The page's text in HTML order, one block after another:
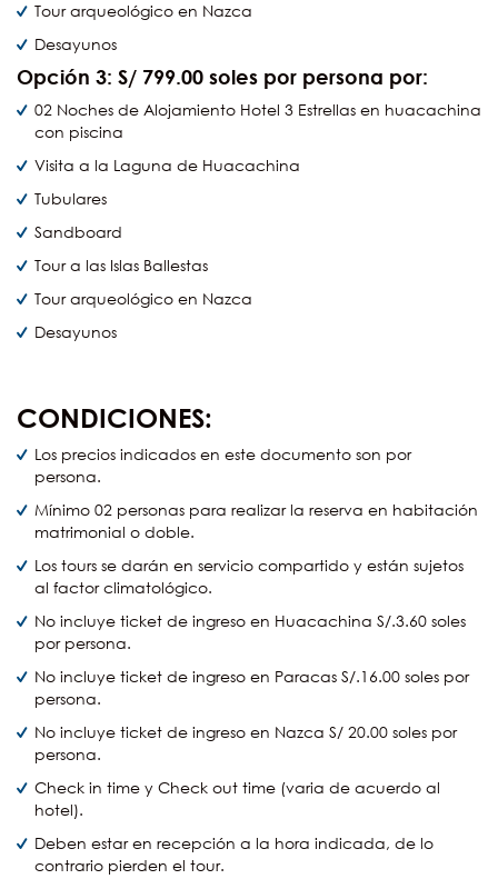
Tour arqueológico en Nazca
Desayunos
Opción 3: S/ 799.00 soles por persona por:
02 Noches de Alojamiento Hotel 3 Estrellas en huacachina
con piscina
Visita a la Laguna de Huacachina
Tubulares
Sandboard
Tour a las Islas Ballestas
Tour arqueológico en Nazca
Desayunos
CONDICIONES:
Los precios indicados en este documento son por
persona.
Mínimo 02 personas para realizar la reserva en habitación
matrimonial o doble.
Los tours se darán en servicio compartido y están sujetos
al factor climatológico.
No incluye ticket de ingreso en Huacachina S/.3.60 soles
por persona.
No incluye ticket de ingreso en Paracas S/.16.00 soles por
persona.
No incluye ticket de ingreso en Nazca S/ 20.00 soles por
persona.
Check in time y Check out time (varia de acuerdo al
hotel).
Deben estar en recepción a la hora indicada, de lo
contrario pierden el tour.